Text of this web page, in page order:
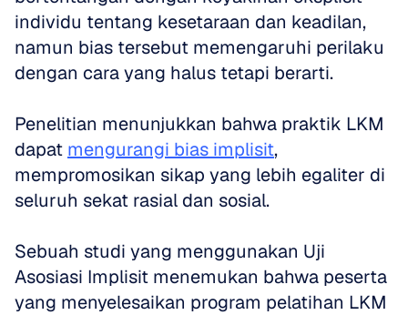
individu tentang kesetaraan dan keadilan,
namun bias tersebut memengaruhi perilaku
dengan cara yang halus tetapi berarti.
Penelitian menunjukkan bahwa praktik LKM
dapat mengurangi bias implisit,
mempromosikan sikap yang lebih egaliter di
seluruh sekat rasial dan sosial.
Sebuah studi yang menggunakan Uji
Asosiasi Implisit menemukan bahwa peserta
yang menyelesaikan program pelatihan LKM